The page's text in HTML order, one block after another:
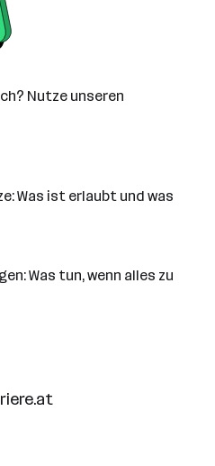
Nutze unseren
Was ist erlaubt und was
Was tun, wenn alles zu